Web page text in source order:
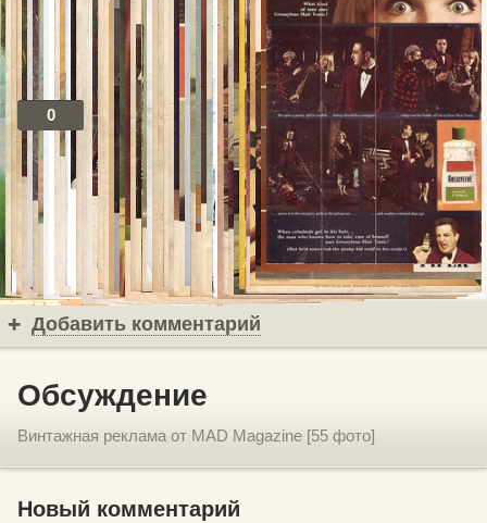
0
Посты по теме
В избранное
Добавить комментарий
Обсуждение
Винтажная реклама от MAD Magazine [55 фото]
Новый комментарий